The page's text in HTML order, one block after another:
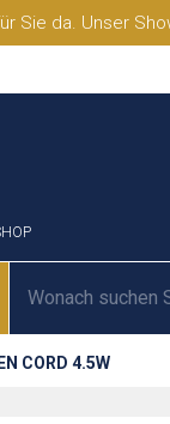
Sie da. Unser
CORD 4.5W